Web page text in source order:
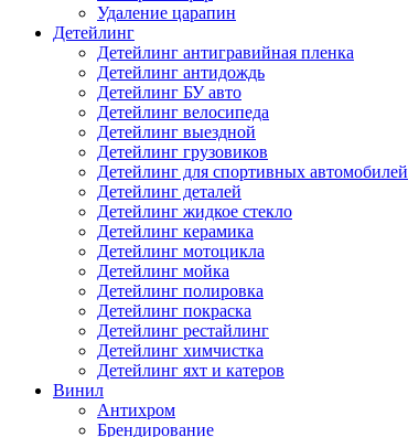
Удаление царапин
Детейлинг
Детейлинг антигравийная пленка
Детейлинг антидождь
Детейлинг БУ авто
Детейлинг велосипеда
Детейлинг выездной
Детейлинг грузовиков
Детейлинг для спортивных автомобилей
Детейлинг деталей
Детейлинг жидкое стекло
Детейлинг керамика
Детейлинг мотоцикла
Детейлинг мойка
Детейлинг полировка
Детейлинг покраска
Детейлинг рестайлинг
Детейлинг химчистка
Детейлинг яхт и катеров
Винил
Антихром
Брендирование